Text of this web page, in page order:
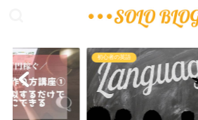
初心者の英語